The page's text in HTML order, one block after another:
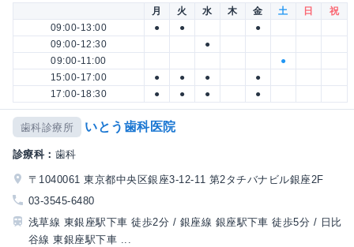
月 火 水 木 金 土 日
祝
09:00-13:00
● ●
●
09:00-12:30
●
09:00-11:00
●
15:00-17:00
● ● ●
●
17:00-18:30
● ● ● ●
歯科診療所 いとう歯科医院
診療科： 歯科
〒1040061 東京都中央区銀座3-12-11 第2タチバナビル銀座2F
03-3545-6480
浅草線 東銀座駅下車 徒歩2分 / 銀座線 銀座駅下車 徒歩5分 / 日比
谷線 東銀座駅下車 ...